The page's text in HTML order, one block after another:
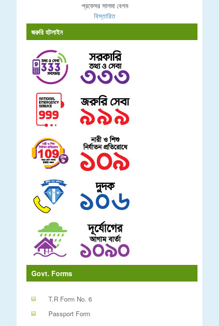
প্রফেসর সালমা বেগম
বিস্তারিত
জরুরি হটলাইন
Govt. Forms
T.R Form No. 6
Passport Form